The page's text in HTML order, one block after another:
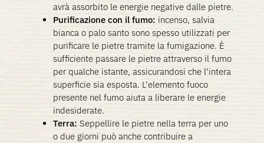
avrà assorbito le energie negative dalle pietre.
Purificazione con il fumo: incenso, salvia
bianca o palo santo sono spesso utilizzati per
purificare le pietre tramite la fumigazione. È
sufficiente passare le pietre attraverso il fumo
per qualche istante, assicurandosi che l'intera
superficie sia esposta. L'elemento fuoco
presente nel fumo aiuta a liberare le energie
indesiderate.
Terra: Seppellire le pietre nella terra per uno
o due giorni può anche contribuire a